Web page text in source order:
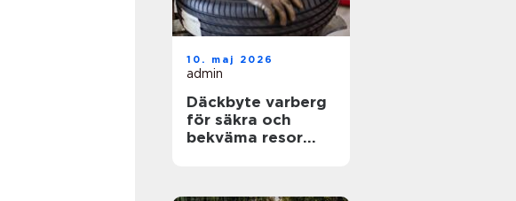
10. maj 2026
admin
Däckbyte varberg
för säkra och
bekväma resor